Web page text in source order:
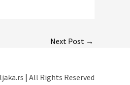
Next Post →
| All Rights Reserved